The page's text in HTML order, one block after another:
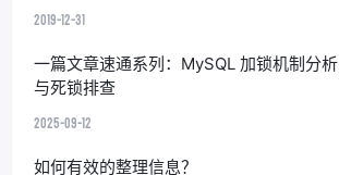
2019-12-31
一篇文章速通系列：MySQL 加锁机制分析
与死锁排查
2025-09-12
如何有效的整理信息？